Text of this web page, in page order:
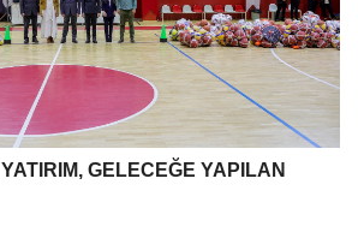
GELECEĞE YAPILAN